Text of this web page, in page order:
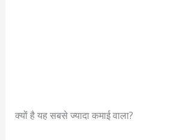
क्यों है यह सबसे ज्यादा कमाई वाला?